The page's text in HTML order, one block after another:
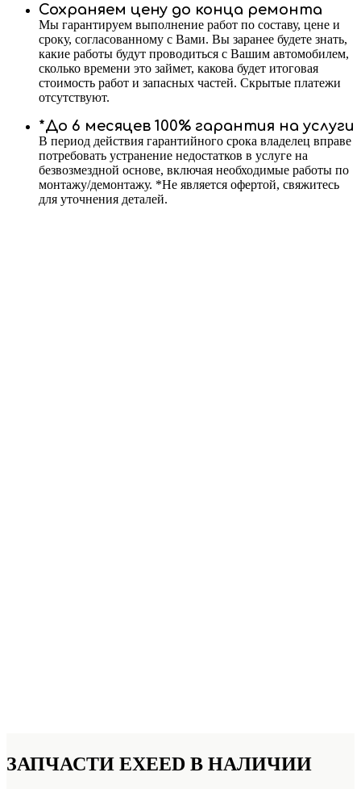
Сохраняем цену до конца ремонта
Мы гарантируем выполнение работ по составу, цене и
сроку, согласованному с Вами. Вы заранее будете знать,
какие работы будут проводиться с Вашим автомобилем,
сколько времени это займет, какова будет итоговая
стоимость работ и запасных частей. Скрытые платежи
отсутствуют.
*До 6 месяцев 100% гарантия на услуги
В период действия гарантийного срока владелец вправе
потребовать устранение недостатков в услуге на
безвозмездной основе, включая необходимые работы по
монтажу/демонтажу. *Не является офертой, свяжитесь
для уточнения деталей.
ЗАПЧАСТИ EXEED В НАЛИЧИИ